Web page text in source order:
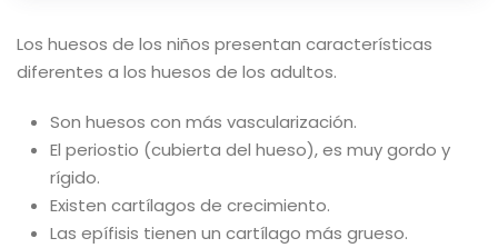
Los huesos de los niños presentan características
diferentes a los huesos de los adultos.
Son huesos con más vascularización.
El periostio (cubierta del hueso), es muy gordo y
rígido.
Existen cartílagos de crecimiento.
Las epífisis tienen un cartílago más grueso.